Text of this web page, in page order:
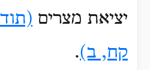
יציאת מצרים
קח, ב).